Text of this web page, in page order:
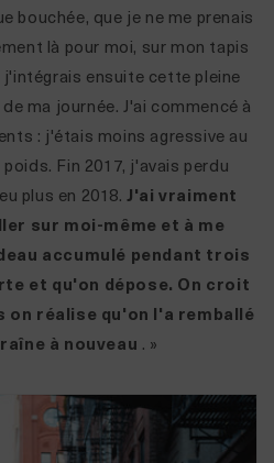
bouchée, que je ne me prenais
là pour moi, sur mon tapis
j'intégrais ensuite cette pleine
ma journée. J'ai commencé à
: j'étais moins agressive au
Fin 2017, j'avais perdu
plus en 2018.J'ai vraiment
sur moi-même et à me
accumulé pendant trois
et qu'on dépose. On croit
on réalise qu'on l'a remballé
à nouveau . »